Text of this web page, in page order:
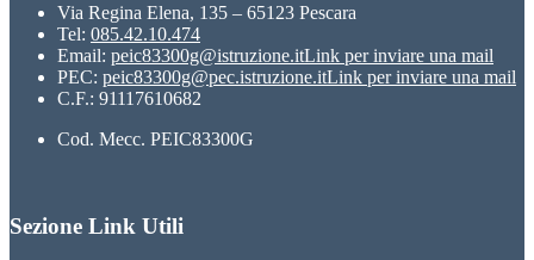
Via Regina Elena, 135 – 65123 Pescara
Tel: 085.42.10.474
Email: peic83300g@istruzione.itLink per inviare una mail
PEC: peic83300g@pec.istruzione.itLink per inviare una mail
C.F.: 91117610682
Cod. Mecc. PEIC83300G
Sezione Link Utili